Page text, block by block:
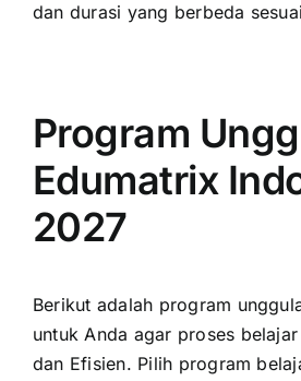
dan durasi yang berbeda
Program
Edumatrix
2027
Berikut adalah program
untuk Anda agar proses
dan Efisien. Pilih program